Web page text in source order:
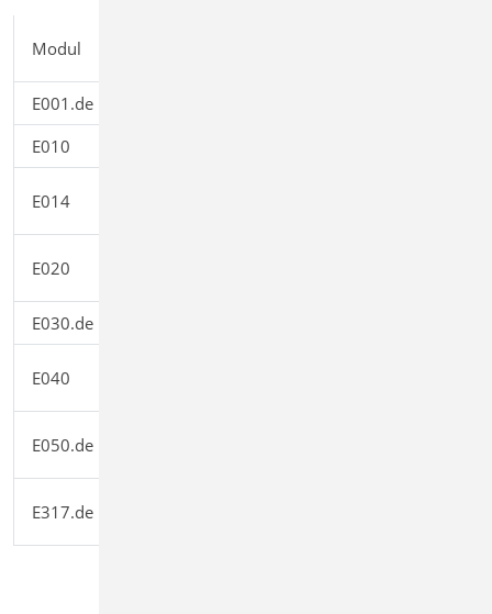
Modul
E001.de
E010
E014
E020
E030.de
E040
E050.de
E317.de